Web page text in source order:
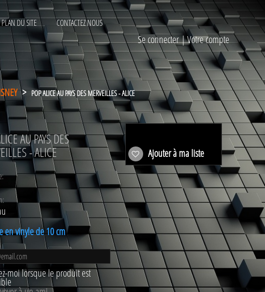
PLAN DU SITE CONTACTEZ NOUS
Se connecter|Votre compte
> POP ALICE AU PAYS DES MERVEILLES - ALICE
AU PAYS DES
- ALICE
en vinyle de 10 cm
moi lorsque le produit est
Ajouter à ma liste